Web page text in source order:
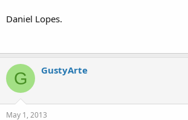
Daniel Lopes.
G GustyArte
May 1, 2013